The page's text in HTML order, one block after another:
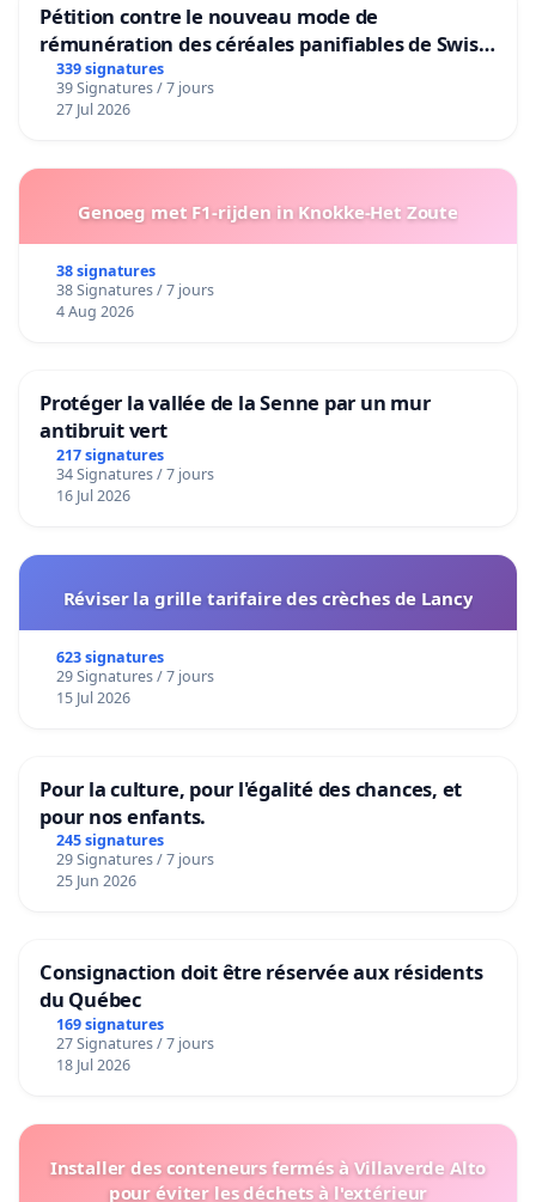
Pétition contre le nouveau mode de
rémunération des céréales panifiables de Swiss
granum basé sur la teneur en protéines
339 signatures
39 Signatures / 7 jours
27 Jul 2026
Genoeg met F1-rijden in Knokke-Het Zoute
38 signatures
38 Signatures / 7 jours
4 Aug 2026
Protéger la vallée de la Senne par un mur
antibruit vert
217 signatures
34 Signatures / 7 jours
16 Jul 2026
Réviser la grille tarifaire des crèches de Lancy
623 signatures
29 Signatures / 7 jours
15 Jul 2026
Pour la culture, pour l'égalité des chances, et
pour nos enfants.
245 signatures
29 Signatures / 7 jours
25 Jun 2026
Consignaction doit être réservée aux résidents
du Québec
169 signatures
27 Signatures / 7 jours
18 Jul 2026
Installer des conteneurs fermés à Villaverde Alto
pour éviter les déchets à l'extérieur